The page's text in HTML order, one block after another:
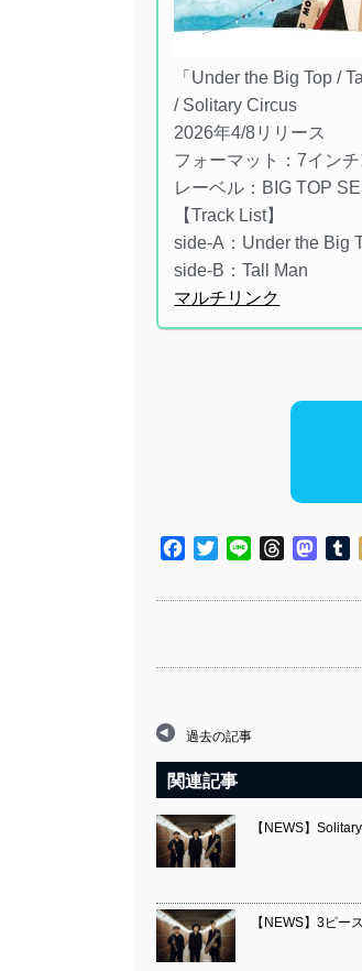
「Under the Big Top /
/ Solitary Circus
2026年4/8リリース
フォーマット：7イン
レーベル：BIG TOP
【Track List】
side-A：Under the Big
side-B：Tall Man
マルチリンク
Facebook
TwitterLine Threads
過去の記事
関連記事
【NEWS】
【NEWS】3ピ